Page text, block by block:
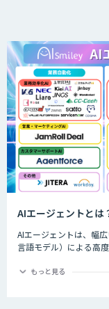
AIエージェントとは
AIエージェントは、幅
言語モデル）による高
て進化するなど、生成
もっと見る